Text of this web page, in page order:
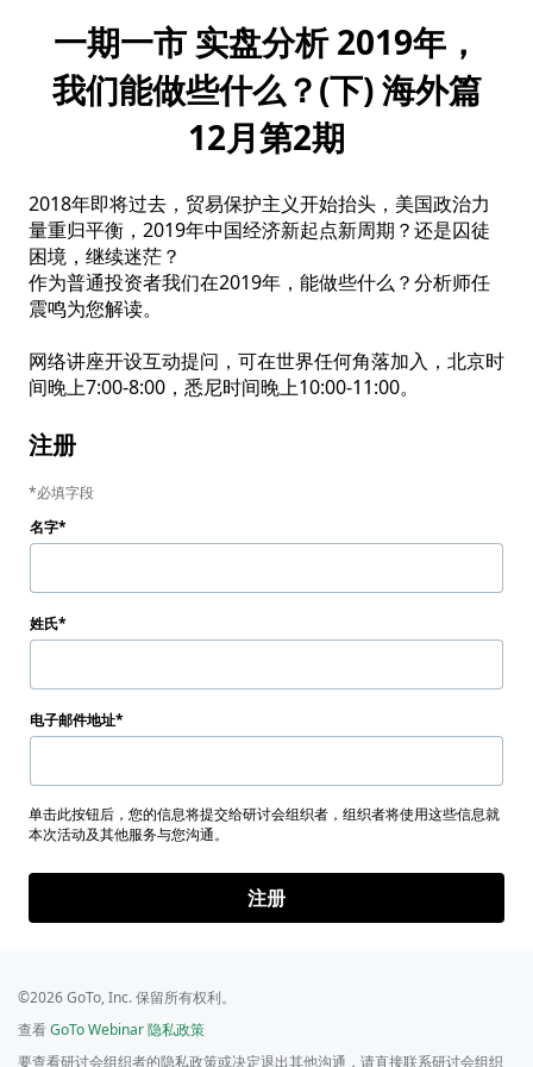
一期一市 实盘分析 2019年，
我们能做些什么？(下) 海外篇
12月第2期
2018年即将过去，贸易保护主义开始抬头，美国政治力
量重归平衡，2019年中国经济新起点新周期？还是囚徒
困境，继续迷茫？
作为普通投资者我们在2019年，能做些什么？分析师任
震鸣为您解读。
网络讲座开设互动提问，可在世界任何角落加入，北京时
间晚上7:00-8:00，悉尼时间晚上10:00-11:00。
注册
必填字段
名字
姓氏
电子邮件地址
单击此按钮后，您的信息将提交给研讨会组织者，组织者将使用这些信息就
本次活动及其他服务与您沟通。
注册
©2026 GoTo, Inc. 保留所有权利。
查看GoTo Webinar 隐私政策
要查看研讨会组织者的隐私政策或决定退出其他沟通，请直接联系研讨会组织